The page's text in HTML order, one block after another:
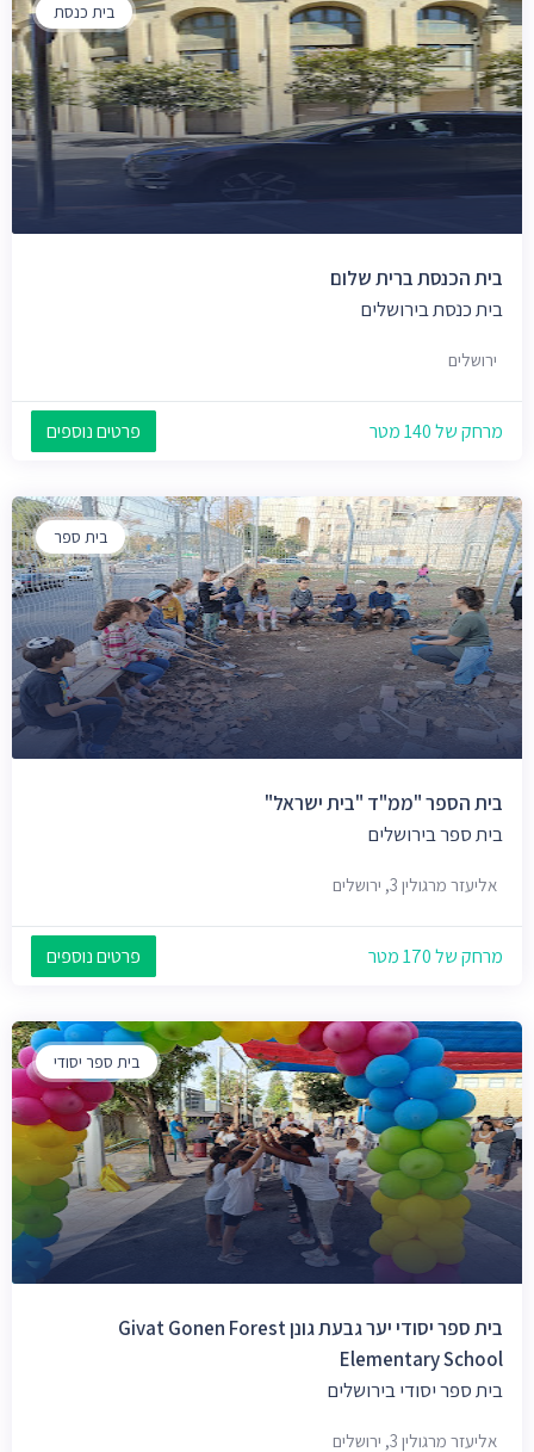
בית כנסת
בית הכנסת ברית שלום
בית כנסת בירושלים
ירושלים
מרחק של 140 מטר פרטים נוספים
בית ספר
בית הספר "ממ"ד "בית ישראל"
בית ספר בירושלים
אליעזר מרגולין 3, ירושלים
מרחק של 170 מטר פרטים נוספים
בית ספר יסודי
בית ספר יסודי יער גבעת גונן Givat Gonen Forest
Elementary School
בית ספר יסודי בירושלים
אליעזר מרגולין 3, ירושלים